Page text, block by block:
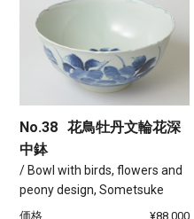
No.38 花鳥牡丹文輪花深
中鉢
/ Bowl with birds, flowers and
peony design, Sometsuke
価格 ¥88,000